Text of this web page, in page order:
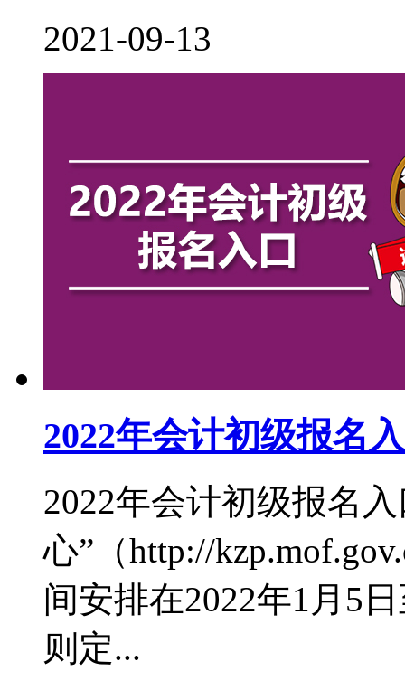
2021-09-13
2022年会计初级报名
2022年会计初级报名
心”（http://
间安排在2022年1月5
则定...